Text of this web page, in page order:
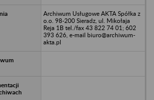
Archiwum Usługowe AKTA Spółka z
o.o. 98-200 Sieradz, ul. Mikołaja
Reja 1B tel./fax 43 822 74 01; 602
393 626, e-mail biuro@archiwum-
akta.pl